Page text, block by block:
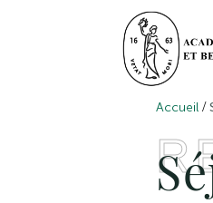
Accueil /